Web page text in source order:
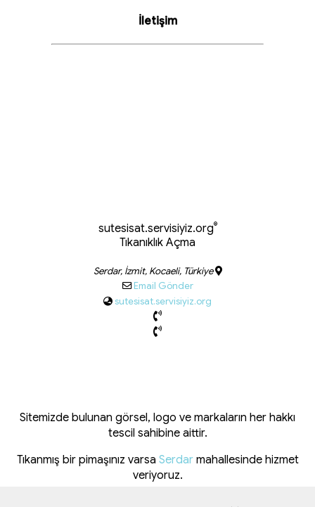
İletişim
sutesisat.servisiyiz.org®
Tıkanıklık Açma
Serdar, İzmit, Kocaeli, Türkiye
Email Gönder
sutesisat.servisiyiz.org
Sitemizde bulunan görsel, logo ve markaların her hakkı
tescil sahibine aittir.
Tıkanmış bir pimaşınız varsa Serdarmahallesinde hizmet
veriyoruz.